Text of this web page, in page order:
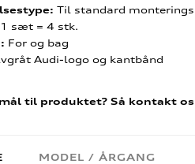
Til standard
1 sæt = 4 stk.
For og bag
Audi-logo og kantbånd
til produktet? Så kontakt
MODEL / ÅRGANG